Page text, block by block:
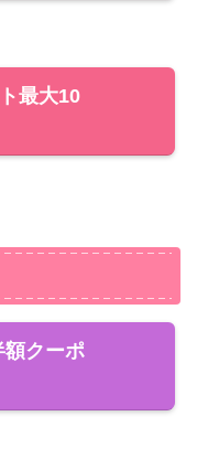
最大10
額クーポ